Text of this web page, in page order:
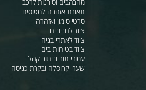
ביתני שומר ומבנים ניידים
עולם החבלים
אוהלי שדה, חפ"ק ואוהלים יעודיים
מהבהבים וסירנות לרכב
תאורת אזהרה למטוסים
סרטי סימון ואזהרה
ציוד לחניונים
ציוד לאתרי בניה